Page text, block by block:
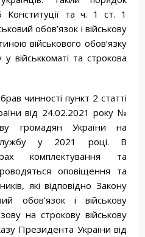
Конституції та ч. 1 ст. 1
обов’язок і військову
військового обов’язку
військкоматі та строкова
чинності пункт 2 статті
від 24.02.2021 року №
громадян України на
службу у 2021 році. В
комплектування та
оповіщення та
які відповідно Закону
обов’язок і військову
на строкову військову
Президента України від